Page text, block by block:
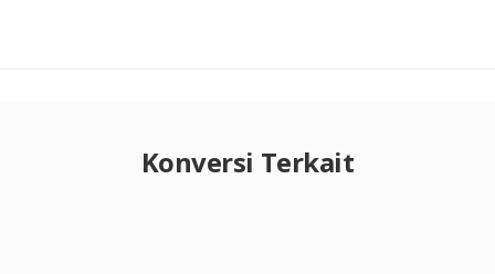
Konversi Terkait